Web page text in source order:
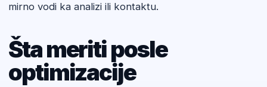
mirno vodi ka analizi ili kontaktu.
Šta meriti posle
optimizacije